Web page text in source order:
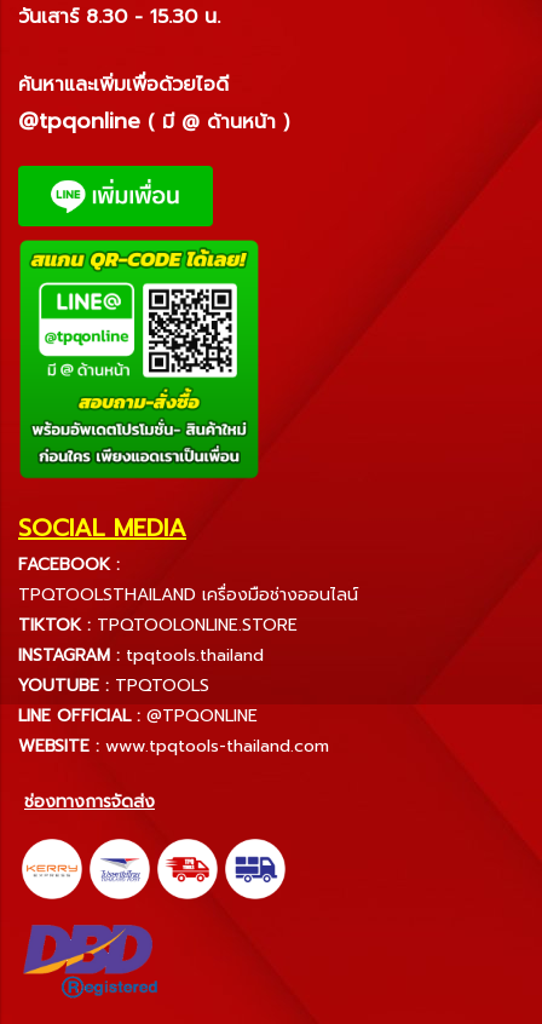
วันเสาร์ 8.30 - 15.30 น.
ค้นหาและเพิ่มเพื่อด้วยไอดี
@tpqonline ( มี @ ด้านหน้า )
SOCIAL MEDIA
FACEBOOK :
TPQTOOLSTHAILAND เครื่องมือช่างออนไลน์
TIKTOK : TPQTOOLONLINE.STORE
INSTAGRAM : tpqtools.thailand
YOUTUBE : TPQTOOLS
LINE OFFICIAL : @TPQONLINE
WEBSITE : www.tpqtools-thailand.com
ช่องทางการจัดส่ง